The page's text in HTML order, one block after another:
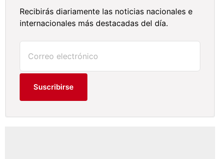
Recibirás diariamente las noticias nacionales e
internacionales más destacadas del día.
Suscribirse